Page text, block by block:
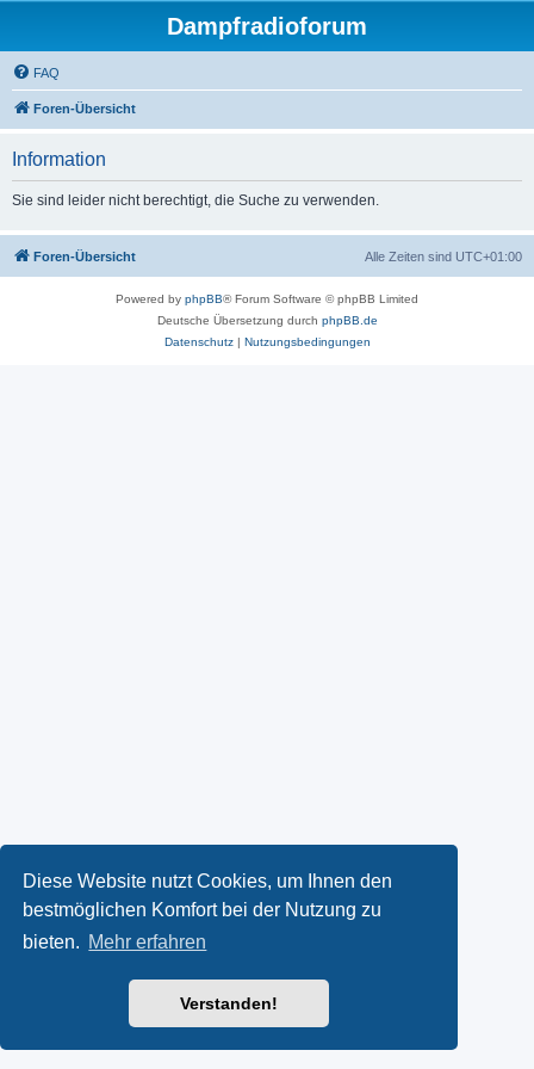
Diese Website nutzt Cookies, um Ihnen den
bestmöglichen Komfort bei der Nutzung zu
bieten. Mehr erfahren
Verstanden!
Dampfradioforum
FAQ
Foren-Übersicht
Information
Sie sind leider nicht berechtigt, die Suche zu verwenden.
Foren-Übersicht Alle Zeiten sind UTC+01:00
Powered by phpBB® Forum Software © phpBB Limited
Deutsche Übersetzung durch phpBB.de
Datenschutz| Nutzungsbedingungen